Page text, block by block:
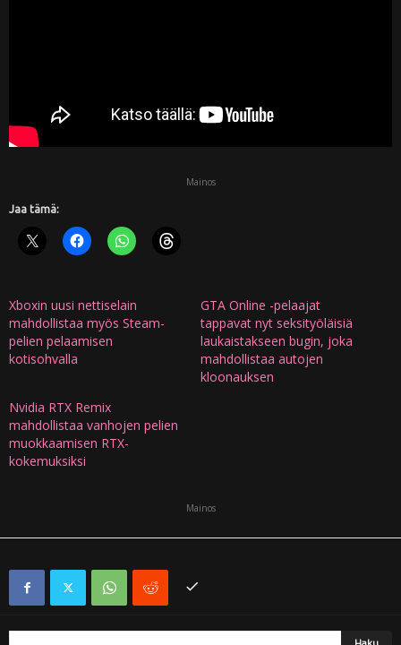
Mainos
Jaa tämä:
Xboxin uusi nettiselain
mahdollistaa myös Steam-
pelien pelaamisen
kotisohvalla
GTA Online -pelaajat
tappavat nyt seksityöläisiä
laukaistakseen bugin, joka
mahdollistaa autojen
kloonauksen
Nvidia RTX Remix
mahdollistaa vanhojen pelien
muokkaamisen RTX-
kokemuksiksi
Mainos